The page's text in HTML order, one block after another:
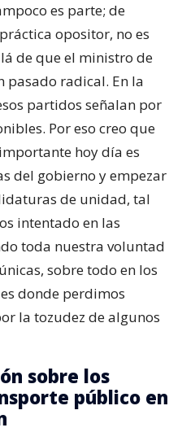
es parte; de
opositor, no es
de que el ministro de
radical. En la
partidos señalan por
Por eso creo que
hoy día es
del gobierno y empezar
de unidad, tal
intentado en las
toda nuestra voluntad
sobre todo en los
donde perdimos
la tozudez de algunos
sobre los
público en